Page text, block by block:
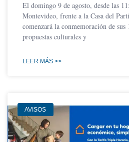
El domingo 9 de agosto, desde las
Montevideo, frente a la Casa del
comenzará la conmemoración de sus
propuestas culturales y
LEER MÁS >>
AVISOS